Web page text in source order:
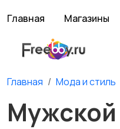
Главная Магазины
Главная Мода и стиль
Мужской